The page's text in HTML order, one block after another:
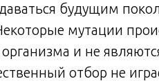
будущим
мутации
и не
отбор не